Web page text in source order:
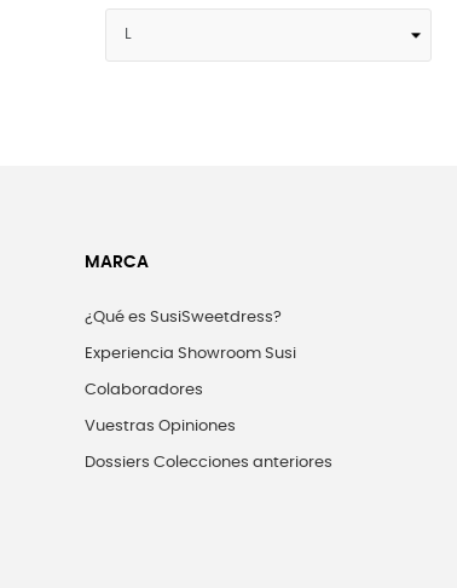
MARCA
¿Qué es SusiSweetdress?
Experiencia Showroom Susi
Colaboradores
Vuestras Opiniones
Dossiers Colecciones anteriores